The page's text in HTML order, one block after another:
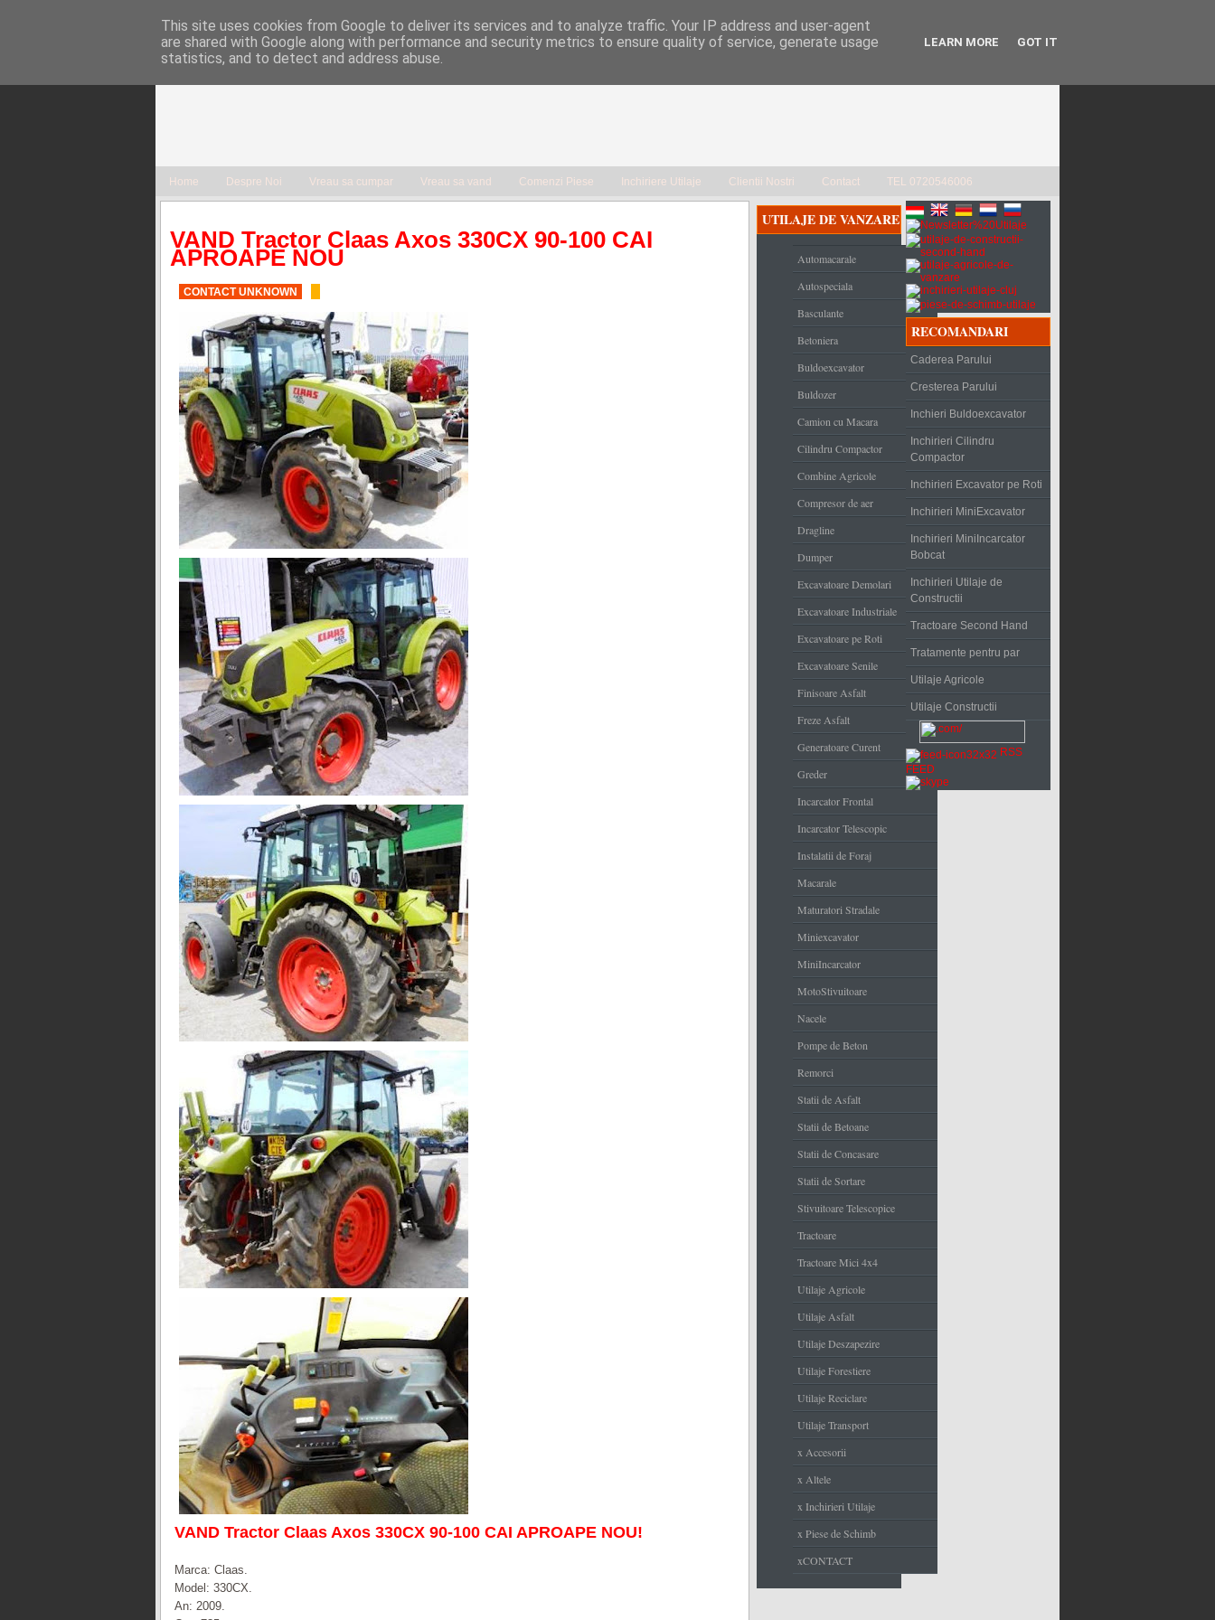
Home Despre Noi Vreau sa cumpar Vreau sa vand Comenzi Piese Inchiriere Utilaje Clientii Nostri Contact TEL 0720546006
VAND Tractor Claas Axos 330CX 90-100 CAI
APROAPE NOU
CONTACT UNKNOWN
VAND Tractor Claas Axos 330CX 90-100 CAI APROAPE NOU!
Marca: Claas.
Model: 330CX.
An: 2009.
UTILAJE DE VANZARE
Automacarale
Autospeciala
Basculante
Betoniera
Buldoexcavator
Buldozer
Camion cu Macara
Cilindru Compactor
Combine Agricole
Compresor de aer
Dragline
Dumper
Excavatoare Demolari
Excavatoare Industriale
Excavatoare pe Roti
Excavatoare Senile
Finisoare Asfalt
Freze Asfalt
Generatoare Curent
Greder
Incarcator Frontal
Incarcator Telescopic
Instalatii de Foraj
Macarale
Maturatori Stradale
Miniexcavator
MiniIncarcator
MotoStivuitoare
Nacele
Pompe de Beton
Remorci
Statii de Asfalt
Statii de Betoane
Statii de Concasare
Statii de Sortare
Stivuitoare Telescopice
Tractoare
Tractoare Mici 4x4
Utilaje Agricole
Utilaje Asfalt
Utilaje Deszapezire
Utilaje Forestiere
Utilaje Reciclare
Utilaje Transport
x Accesorii
x Altele
x Inchirieri Utilaje
x Piese de Schimb
xCONTACT
RECOMANDARI
Caderea Parului
Cresterea Parului
Inchieri Buldoexcavator
Inchirieri Cilindru
Compactor
Inchirieri Excavator pe Roti
Inchirieri MiniExcavator
Inchirieri MiniIncarcator
Bobcat
Inchirieri Utilaje de
Constructii
Tractoare Second Hand
Tratamente pentru par
Utilaje Agricole
Utilaje Constructii
RSS
FEED
This site uses cookies from Google to deliver its services and to analyze traffic. Your IP address and user-agent
are shared with Google along with performance and security metrics to ensure quality of service, generate usage
statistics, and to detect and address abuse.
LEARN MORE GOT IT